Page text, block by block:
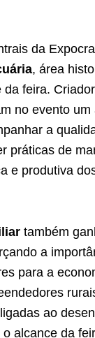
da
, área
da feira.
no evento um
a
práticas de
e produtiva
também
a
para a
ao
alcance da